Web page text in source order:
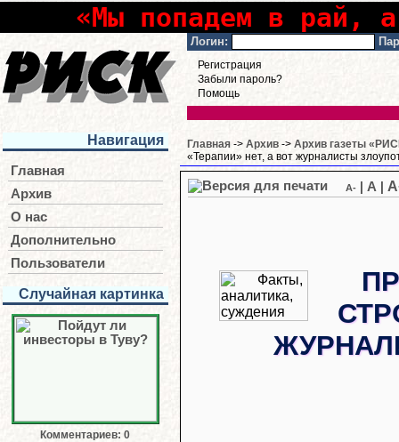
«Мы попадем в рай,
Логин:
Регистрация
Забыли пароль?
Помощь
Навигация
Главная
Архив
О нас
Дополнительно
Пользователи
Случайная картинка
Комментариев: 0
Главная -> Архив -> Архив газеты
«Терапии» нет, а вот журналисты
A- A